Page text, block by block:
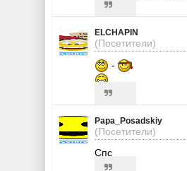
ELCHAPIN
(Посетители)
-
Papa_Posadskiy
(Посетители)
Спс